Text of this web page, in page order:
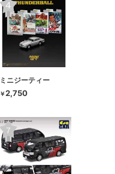
ミニジーティー
￥2,750